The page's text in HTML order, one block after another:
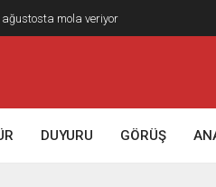
kontrol mü, kolonializm mi?
DUYURU GÖRÜŞ